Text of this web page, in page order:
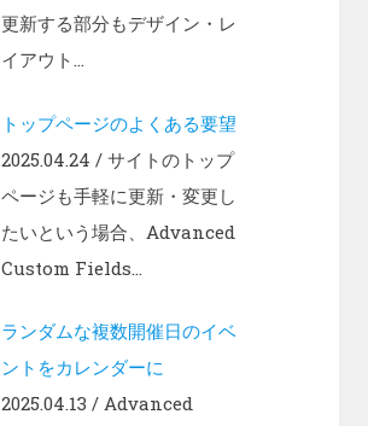
更新する部分もデザイン・レ
イアウト...
トップページのよくある要望
2025.04.24 / サイトのトップ
ページも手軽に更新・変更し
たいという場合、Advanced
Custom Fields...
ランダムな複数開催日のイベ
ントをカレンダーに
2025.04.13 / Advanced